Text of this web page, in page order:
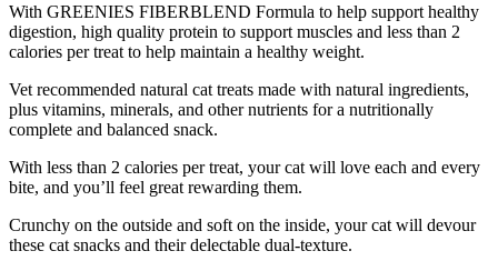
With GREENIES FIBERBLEND Formula to help support healthy
digestion, high quality protein to support muscles and less than 2
calories per treat to help maintain a healthy weight.
Vet recommended natural cat treats made with natural ingredients,
plus vitamins, minerals, and other nutrients for a nutritionally
complete and balanced snack.
With less than 2 calories per treat, your cat will love each and every
bite, and you’ll feel great rewarding them.
Crunchy on the outside and soft on the inside, your cat will devour
these cat snacks and their delectable dual-texture.